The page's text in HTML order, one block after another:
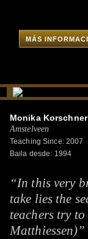
MÁS
Monika Korschner
Amstelveen
Teaching Since: 2007
Baila desde: 1994
“In this very
take lies the
teachers try
Matthiessen)”